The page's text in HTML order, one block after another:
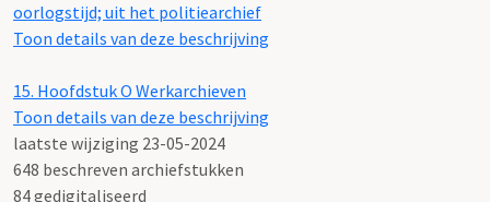
oorlogstijd; uit het politiearchief
Toon details van deze beschrijving
15. Hoofdstuk O Werkarchieven
Toon details van deze beschrijving
laatste wijziging 23-05-2024
648 beschreven archiefstukken
84 gedigitaliseerd